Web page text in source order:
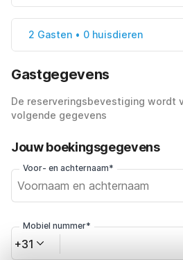
2 Gasten • 0 huisdieren
Gastgegevens
De reserveringsbevestiging wordt
volgende gegevens
Jouw boekingsgegevens
Voor- en achternaam*
Mobiel nummer*
+31